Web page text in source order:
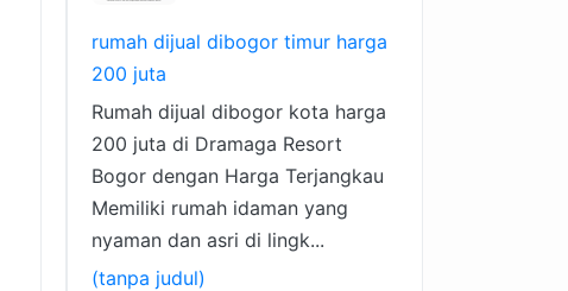
rumah dijual dibogor timur harga
200 juta
Rumah dijual dibogor kota harga
200 juta di Dramaga Resort
Bogor dengan Harga Terjangkau
Memiliki rumah idaman yang
nyaman dan asri di lingk...
(tanpa judul)